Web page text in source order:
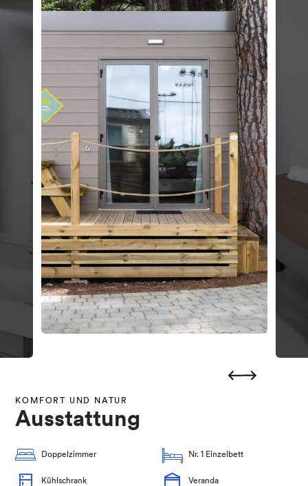
KOMFORT UND NATUR
Ausstattung
Doppelzimmer Nr. 1 Einzelbett
Kühlschrank Veranda